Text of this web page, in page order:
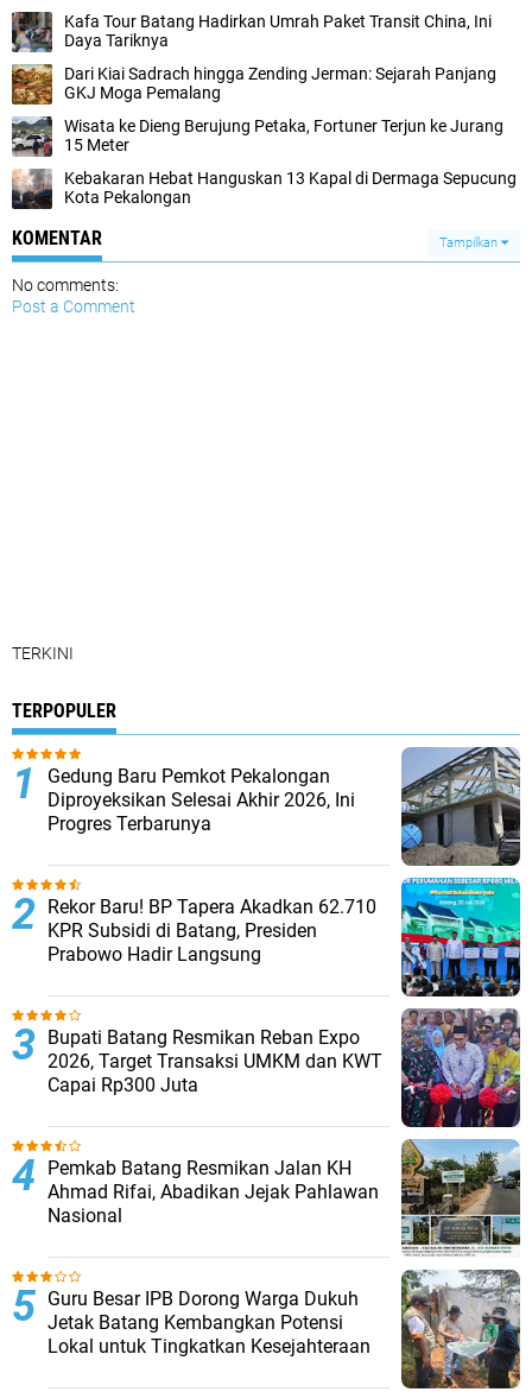
Kafa Tour Batang Hadirkan Umrah Paket Transit China, Ini
Daya Tariknya
Dari Kiai Sadrach hingga Zending Jerman: Sejarah Panjang
GKJ Moga Pemalang
Wisata ke Dieng Berujung Petaka, Fortuner Terjun ke Jurang
15 Meter
Kebakaran Hebat Hanguskan 13 Kapal di Dermaga Sepucung
Kota Pekalongan
KOMENTAR Tampilkan
No comments:
Post a Comment
TERKINI
TERPOPULER
Gedung Baru Pemkot Pekalongan
Diproyeksikan Selesai Akhir 2026, Ini
Progres Terbarunya
Rekor Baru! BP Tapera Akadkan 62.710
KPR Subsidi di Batang, Presiden
Prabowo Hadir Langsung
Bupati Batang Resmikan Reban Expo
2026, Target Transaksi UMKM dan KWT
Capai Rp300 Juta
Pemkab Batang Resmikan Jalan KH
Ahmad Rifai, Abadikan Jejak Pahlawan
Nasional
Guru Besar IPB Dorong Warga Dukuh
Jetak Batang Kembangkan Potensi
Lokal untuk Tingkatkan Kesejahteraan